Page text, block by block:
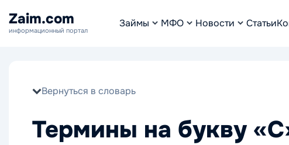
Zaim.com
информационный портал
Займы МФО Новости Статьи
Вернуться в словарь
Термины на букву